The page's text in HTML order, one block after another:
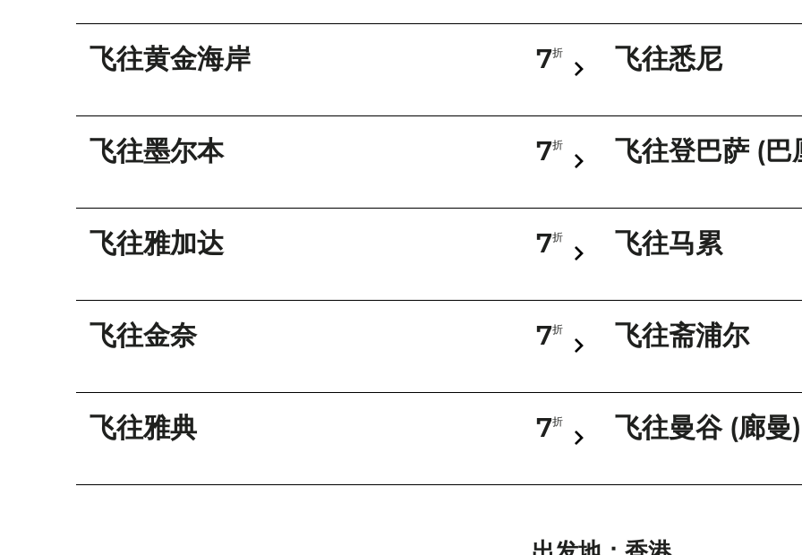
飞往黄金海岸 7折 飞往悉尼
飞往墨尔本 7折 飞往登巴萨 (巴
飞往雅加达 7折 飞往马累
飞往金奈 7折 飞往斋浦尔
飞往雅典 7折 飞往曼谷 (廊曼)